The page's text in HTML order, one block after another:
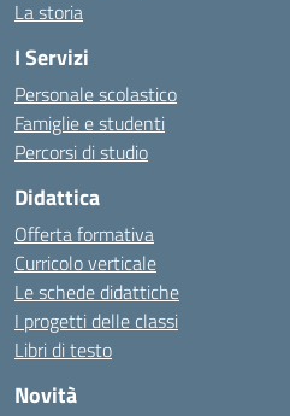
La storia
I Servizi
Personale scolastico
Famiglie e studenti
Percorsi di studio
Didattica
Offerta formativa
Curricolo verticale
Le schede didattiche
I progetti delle classi
Libri di testo
Novità